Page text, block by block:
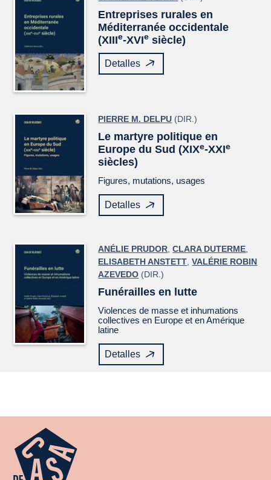
Entreprises rurales en
Méditerranée occidentale
(XIIIe-XVIe siècle)
Detalles
PIERRE M. DELPU (DIR.)
Le martyre politique en
Europe du Sud (XIXe-XXIe
siècles)
Figures, mutations, usages
Detalles
ANÉLIE PRUDOR,CLARA DUTERME,
ELISABETH ANSTETT,VALÉRIE ROBIN
AZEVEDO (DIR.)
Funérailles en lutte
Violences de masse et inhumations
collectives en Europe et en Amérique
latine
Detalles